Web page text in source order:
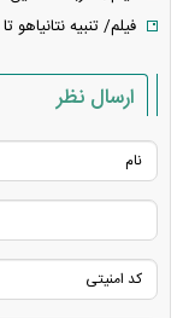
فیلم/ تنبیه نتانیاهو
ارسال نظر